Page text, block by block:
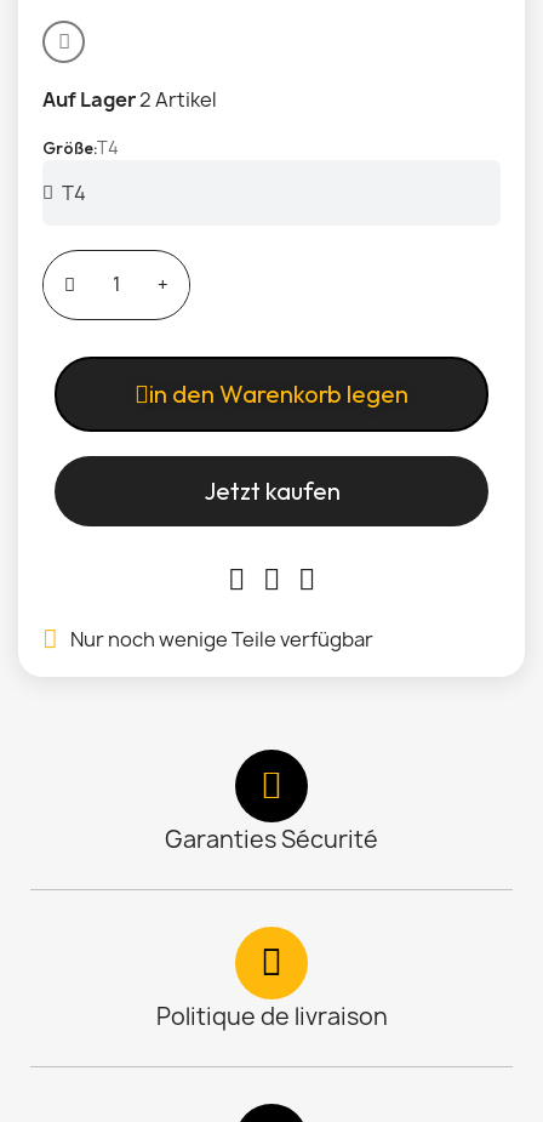
Auf Lager2 Artikel
GrößeT4
in den Warenkorb legen
Jetzt kaufen
Nur noch wenige Teile verfügbar
Garanties Sécurité
Politique de livraison